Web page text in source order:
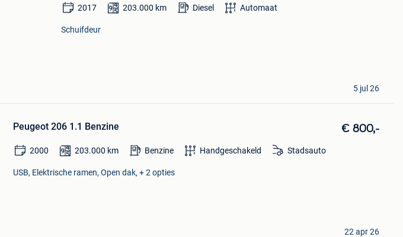
2017 203.000 km Diesel Automaat
Schuifdeur
5 jul 26
Peugeot 206 1.1 Benzine € 800,-
2000 203.000 km Benzine Handgeschakeld Stadsauto
USB, Elektrische ramen, Open dak, + 2 opties
22 apr 26